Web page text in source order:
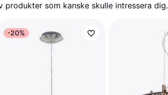
som kanske skulle intressera dig.
-20%